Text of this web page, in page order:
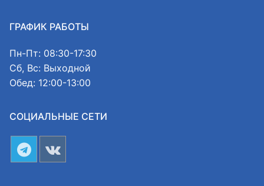
ГРАФИК РАБОТЫ
Пн-Пт: 08:30-17:30
Сб, Вс: Выходной
Обед: 12:00-13:00
СОЦИАЛЬНЫЕ СЕТИ